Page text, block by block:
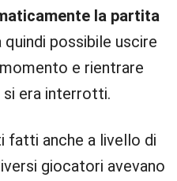
la partita
quindi possibile uscire
e rientrare
era interrotti.
fatti anche a livello di
giocatori avevano